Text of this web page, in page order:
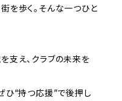
を歩く。そんな一つひと
支え、クラブの未来を
ひ“持つ応援”で後押し